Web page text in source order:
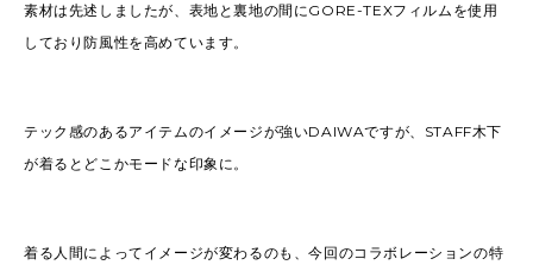
素材は先述しましたが、表地と裏地の間にGORE-TEXフィルムを使用
しており防風性を高めています。
テック感のあるアイテムのイメージが強いDAIWAですが、STAFF木下
が着るとどこかモードな印象に。
着る人間によってイメージが変わるのも、今回のコラボレーションの特